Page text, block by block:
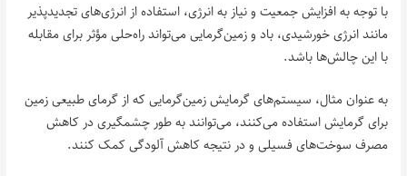
با توجه به افزایش جمعیت و نیاز به انرژی، استفاده از انرژی‌های تجدیدپذیر
مانند انرژی خورشیدی، باد و زمین‌گرمایی می‌تواند راه‌حلی مؤثر برای مقابله
با این چالش‌ها باشد.
به عنوان مثال، سیستم‌های گرمایش زمین‌گرمایی که از گرمای طبیعی زمین
برای گرمایش استفاده می‌کنند، می‌توانند به طور چشمگیری در کاهش
مصرف سوخت‌های فسیلی و در نتیجه کاهش آلودگی کمک کنند.